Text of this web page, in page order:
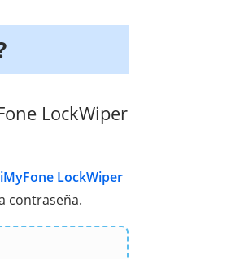
LockWiper
iMyFone LockWiper
contraseña.